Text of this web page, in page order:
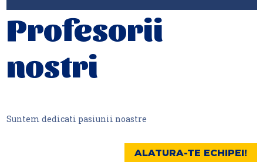
Profesorii
nostri
Suntem dedicati pasiunii noastre
ALATURA-TE ECHIPEI!